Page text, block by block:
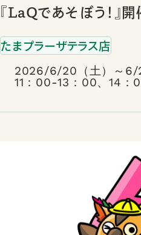
『LaQであそぼう！』開
たまプラーザテラス店
2026/6/20（土）～6/
11：00-13：00、14：